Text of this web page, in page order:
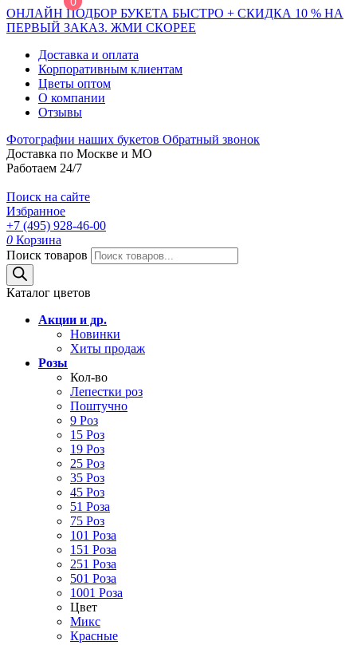
ОНЛАЙН ПОДБОР БУКЕТА БЫСТРО + СКИДКА 10 % НА
ПЕРВЫЙ ЗАКАЗ. ЖМИ СКОРЕЕ
Доставка и оплата
Корпоративным клиентам
Цветы оптом
О компании
Отзывы
Фотографии наших букетов Обратный звонок
Доставка по Москве и МО
Работаем 24/7
Поиск на сайте
Избранное
+7 (495) 928-46-00
0 Корзина
Поиск товаров
Каталог цветов
Акции и др.
Новинки
Хиты продаж
Розы
Кол-во
Лепестки роз
Поштучно
9 Роз
15 Роз
19 Роз
25 Роз
35 Роз
45 Роз
51 Роза
75 Роз
101 Роза
151 Роза
251 Роза
501 Роза
1001 Роза
Цвет
Микс
Красные